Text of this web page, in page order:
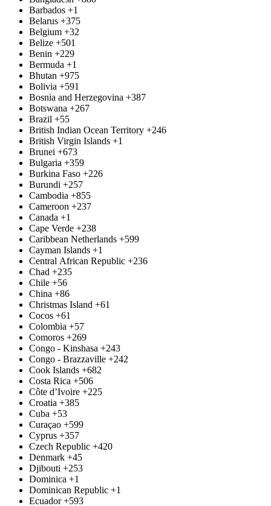
Barbados +1
Belarus +375
Belgium +32
Belize +501
Benin +229
Bermuda +1
Bhutan +975
Bolivia +591
Bosnia and Herzegovina +387
Botswana +267
Brazil +55
British Indian Ocean Territory +246
British Virgin Islands +1
Brunei +673
Bulgaria +359
Burkina Faso +226
Burundi +257
Cambodia +855
Cameroon +237
Canada +1
Cape Verde +238
Caribbean Netherlands +599
Cayman Islands +1
Central African Republic +236
Chad +235
Chile +56
China +86
Christmas Island +61
Cocos +61
Colombia +57
Comoros +269
Congo - Kinshasa +243
Congo - Brazzaville +242
Cook Islands +682
Costa Rica +506
Côte d’Ivoire +225
Croatia +385
Cuba +53
Curaçao +599
Cyprus +357
Czech Republic +420
Denmark +45
Djibouti +253
Dominica +1
Dominican Republic +1
Ecuador +593